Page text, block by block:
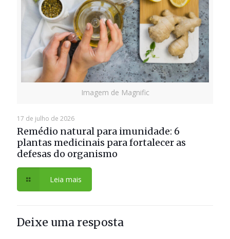
Imagem de Magnific
17 de julho de 2026
Remédio natural para imunidade: 6
plantas medicinais para fortalecer as
defesas do organismo
Leia mais
Deixe uma resposta